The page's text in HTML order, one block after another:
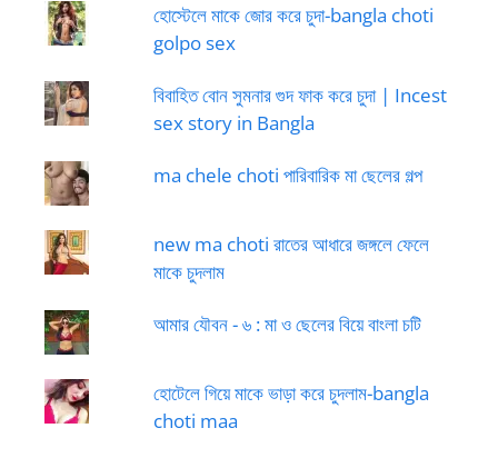
হোস্টেলে মাকে জোর করে চুদা-bangla choti
golpo sex
বিবাহিত বোন সুমনার গুদ ফাক করে চুদা | Incest
sex story in Bangla
ma chele choti পারিবারিক মা ছেলের গল্প
new ma choti রাতের আধারে জঙ্গলে ফেলে
মাকে চুদলাম
আমার যৌবন - ৬ : মা ও ছেলের বিয়ে বাংলা চটি
হোটেলে গিয়ে মাকে ভাড়া করে চুদলাম-bangla
choti maa